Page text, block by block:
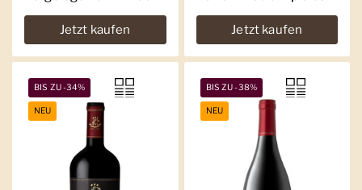
Jetzt kaufen Jetzt kaufen
BIS ZU -34%
NEU
BIS ZU -38%
NEU